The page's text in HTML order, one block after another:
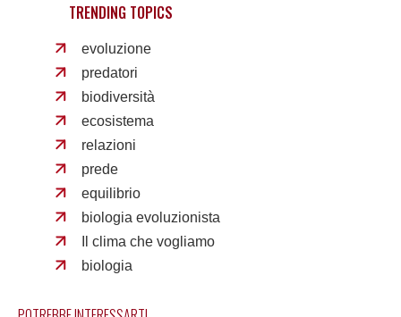
TRENDING TOPICS
evoluzione
predatori
biodiversità
ecosistema
relazioni
prede
equilibrio
biologia evoluzionista
Il clima che vogliamo
biologia